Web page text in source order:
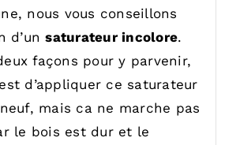
nous vous conseillons
d’unsaturateur incolore.
façons pour y parvenir,
d’appliquer ce saturateur
mais ca ne marche pas
le bois est dur et le